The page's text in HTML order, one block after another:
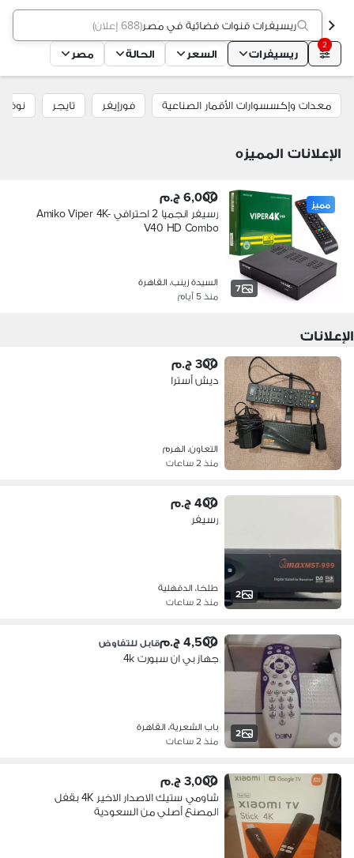
ريسيفرات قنوات فضائية في مَصر(688 إعلان )
2
ريسيفرات السعر الحالة مصر
معدات وإكسسوارات الأقمار الصناعية فورإيفر تايجر نوفا
الإعلانات المميزه
7
مميز 6,000 ج.م
رسيفر انجميا 2 احترافي Amiko Viper 4K-
V40 HD Combo
السيدة زينب، القاهرة
منذ 5 أيام
الإعلانات
300 ج.م
ديش أسترا
التعاون، الهرم
منذ 2 ساعات
2
400 ج.م
رسيفر
طلخا، الدقهلية
منذ 2 ساعات
2
4,500 ج.م قابل للتفاوض
جهاز بي ان سبورت 4k
باب الشعرية، القاهرة
منذ 2 ساعات
3,000 ج.م
شاومي ستيك الاصدار الاخير 4K بقفل
المصنع أصلي من السعودية